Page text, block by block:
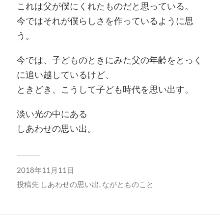
これは父が僕にくれたものだと思っている。
今ではそれが僕らしさを作っているように思
う。
今では、子どものときにみた父の年齢をとっく
に追い越しているけど、
ときどき、こうして子ども時代を思い出す。
淡い光の中にある
しあわせの思い出。
2018年11月11日
投稿先 しあわせの思い出, ながとものこと